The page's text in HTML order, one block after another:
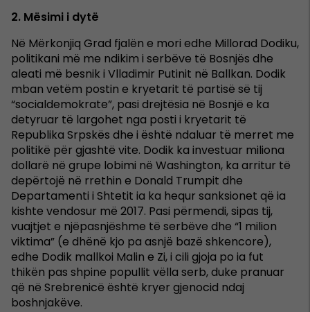
2. Mësimi i dytë
Në Mërkonjiq Grad fjalën e mori edhe Millorad Dodiku,
politikani më me ndikim i serbëve të Bosnjës dhe
aleati më besnik i Vlladimir Putinit në Ballkan. Dodik
mban vetëm postin e kryetarit të partisë së tij
“socialdemokrate”, pasi drejtësia në Bosnjë e ka
detyruar të largohet nga posti i kryetarit të
Republika Srpskës dhe i është ndaluar të merret me
politikë për gjashtë vite. Dodik ka investuar miliona
dollarë në grupe lobimi në Washington, ka arritur të
depërtojë në rrethin e Donald Trumpit dhe
Departamenti i Shtetit ia ka hequr sanksionet që ia
kishte vendosur më 2017. Pasi përmendi, sipas tij,
vuajtjet e njëpasnjëshme të serbëve dhe “1 milion
viktima” (e dhënë kjo pa asnjë bazë shkencore),
edhe Dodik mallkoi Malin e Zi, i cili gjoja po ia fut
thikën pas shpine popullit vëlla serb, duke pranuar
që në Srebrenicë është kryer gjenocid ndaj
boshnjakëve.